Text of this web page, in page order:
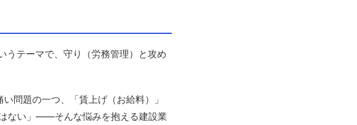
うテーマで、守り（労務管理）と攻め
問題の一つ、「賃上げ（お給料）」
ない」——そんな悩みを抱える建設業